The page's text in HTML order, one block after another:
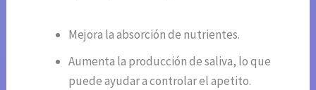
Mejora la absorción de nutrientes.
Aumenta la producción de saliva, lo que
puede ayudar a controlar el apetito.